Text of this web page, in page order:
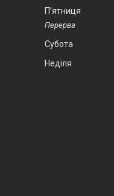
Пʼятниця
Субота
Неділя